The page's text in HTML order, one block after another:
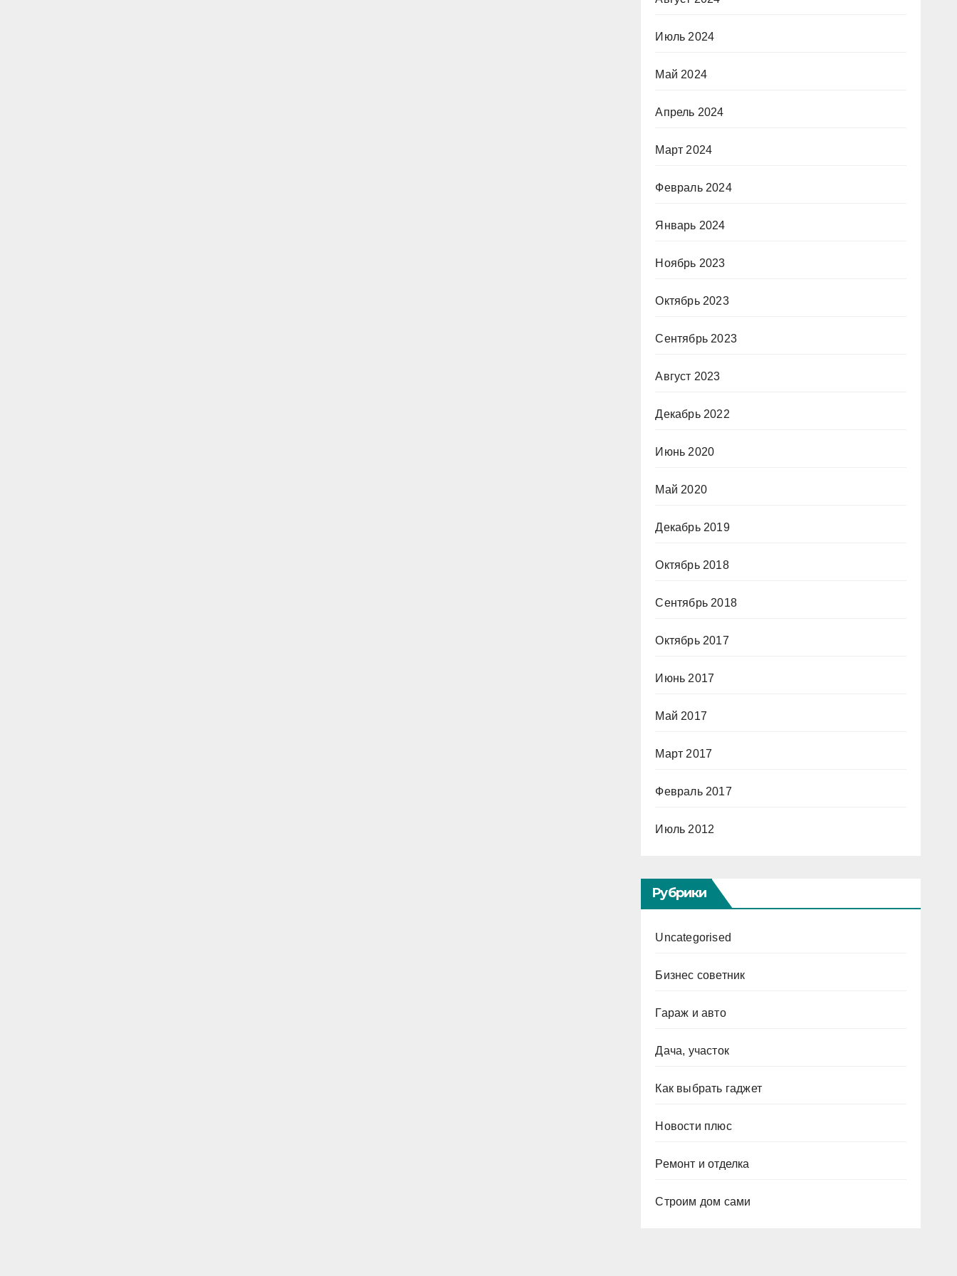
Июль 2024
Май 2024
Апрель 2024
Март 2024
Февраль 2024
Январь 2024
Ноябрь 2023
Октябрь 2023
Сентябрь 2023
Август 2023
Декабрь 2022
Июнь 2020
Май 2020
Декабрь 2019
Октябрь 2018
Сентябрь 2018
Октябрь 2017
Июнь 2017
Май 2017
Март 2017
Февраль 2017
Июль 2012
Рубрики
Uncategorised
Бизнес советник
Гараж и авто
Дача, участок
Как выбрать гаджет
Новости плюс
Ремонт и отделка
Строим дом сами